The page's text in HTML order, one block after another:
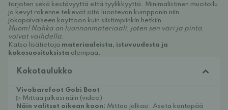
tarjoten sekä kestävyyttä että tyylikkyyttä. Minimalistinen muotoilu
ja kevyt rakenne tekevät siitä luontevan kumppanin niin
jokapäiväiseen käyttöön kuin siistimpiinkin hetkiin.
Huom! Nahka on luonnonmateriaali, joten sen väri ja pinta
voivat vaihdella.
Katso lisätietoja materiaaleista, istuvuudesta ja
kokosuosituksista alempaa.
Kokotaulukko
Vivobarefoot Gobi Boot
▷ Mittaa jalkasi näin (video)
Näin valitset oikean koon: Mittaa jalkasi. Aseta kantapää